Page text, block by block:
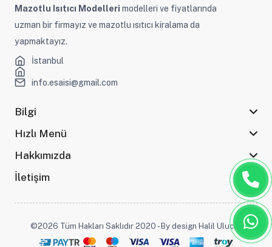
Mazotlu Isıtıcı Modelleri modelleri ve fiyatlarında
uzman bir firmayız ve mazotlu ısıtıcı kiralama da
yapmaktayız.
İstanbul
info.esaisi@gmail.com
Bilgi
Hızlı Menü
Hakkımızda
İletişim
©2026 Tüm Hakları Saklıdır 2020 - By design Halil Ulucak